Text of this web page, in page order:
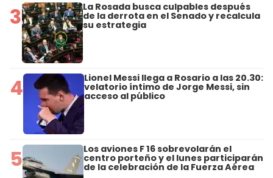
3 La Rosada busca culpables después
de la derrota en el Senado y recalcula
su estrategia
4 Lionel Messi llega a Rosario a las 20.30:
velatorio íntimo de Jorge Messi, sin
acceso al público
5 Los aviones F 16 sobrevolarán el
centro porteño y el lunes participarán
de la celebración de la Fuerza Aérea